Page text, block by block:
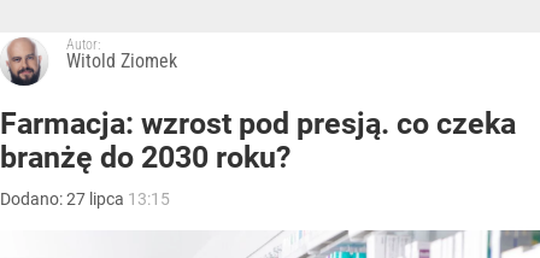
Autor:
Witold Ziomek
Farmacja: wzrost pod presją. co czeka
branżę do 2030 roku?
Dodano:27 lipca 13:15